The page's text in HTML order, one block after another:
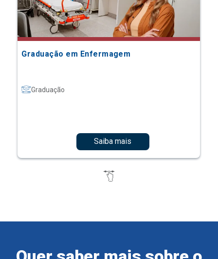
Graduação em Enfermagem
Graduação
Saiba mais